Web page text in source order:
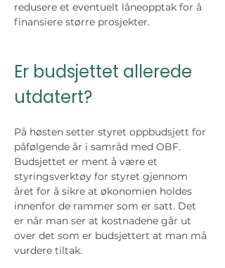
redusere et eventuelt låneopptak for å
finansiere større prosjekter.
Er budsjettet allerede
utdatert?
På høsten setter styret oppbudsjett for
påfølgende år i samråd med OBF.
Budsjettet er ment å være et
styringsverktøy for styret gjennom
året for å sikre at økonomien holdes
innenfor de rammer som er satt. Det
er når man ser at kostnadene går ut
over det som er budsjettert at man må
vurdere tiltak.